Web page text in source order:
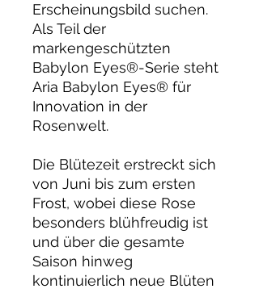
Erscheinungsbild suchen.
Als Teil der
markengeschützten
Babylon Eyes®-Serie steht
Aria Babylon Eyes® für
Innovation in der
Rosenwelt.
Die Blütezeit erstreckt sich
von Juni bis zum ersten
Frost, wobei diese Rose
besonders blühfreudig ist
und über die gesamte
Saison hinweg
kontinuierlich neue Blüten